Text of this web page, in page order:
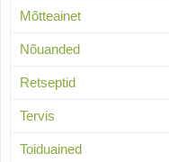
Mõtteainet
Nõuanded
Retseptid
Tervis
Toiduained